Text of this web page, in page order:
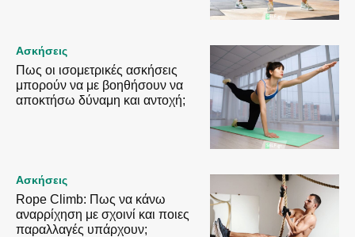
Ασκήσεις
Πως οι ισομετρικές ασκήσεις
μπορούν να με βοηθήσουν να
αποκτήσω δύναμη και αντοχή;
Ασκήσεις
Rope Climb: Πως να κάνω
αναρρίχηση με σχοινί και ποιες
παραλλαγές υπάρχουν;